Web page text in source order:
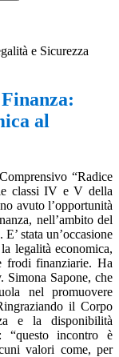
e Sicurezza
al
“Radice
classi IV e V della
avuto l’opportunità
nell’ambito del
stata un’occasione
legalità economica,
frodi finanziarie. Ha
Sapone, che
nel promuovere
il Corpo
e la disponibilità
“questo incontro è
valori come, per